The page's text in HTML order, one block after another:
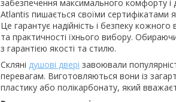
забезпечення максимального комфорту і
Atlantis пишається своїми сертифікатами
Це гарантує надійність і безпеку
та практичності їхнього вибору.
з гарантією якості та стилю.
Скляні душові двері завоювали
перевагам. Виготовляються вони із
пластику або полікарбонату, який